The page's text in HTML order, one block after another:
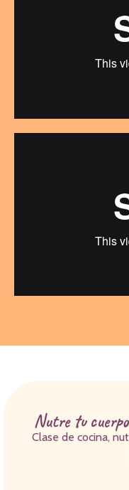
Nutre tu
Clase de cocina,